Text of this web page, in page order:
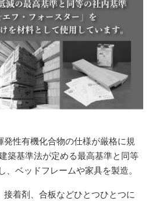
性有機化合物の仕様が厳格に規
築基準法が定める最高基準と同等
ベッドフレームや家具を製造。
着剤、合板などひとつひとつに